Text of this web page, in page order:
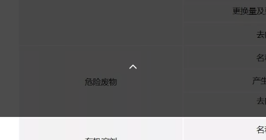
